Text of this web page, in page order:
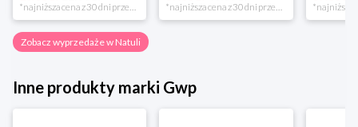
*najniższa cena z 30 dni przed obniżką *najniższa cena z 30 dni przed obniżką
Zobacz wyprzedaże w Natuli
Inne produkty marki Gwp